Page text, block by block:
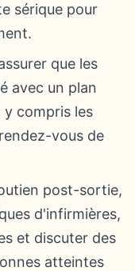
sérique pour
que les
avec un plan
y compris les
vous de
post-sortie,
d'infirmières,
et discuter des
atteintes